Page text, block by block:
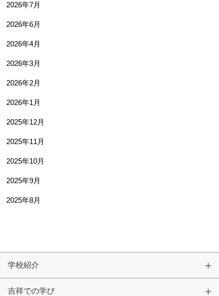
2026年7月
2026年6月
2026年4月
2026年3月
2026年2月
2026年1月
2025年12月
2025年11月
2025年10月
2025年9月
2025年8月
学校紹介
吉祥での学び